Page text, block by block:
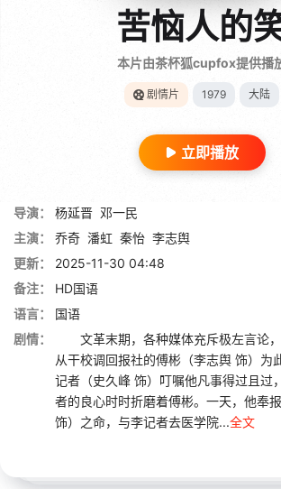
苦恼人的
本片由茶杯狐cupfox提供播
剧情片 1979 大陆
立即播放
导演： 杨延晋 邓一民
主演：
乔奇 潘虹 秦怡 李志舆
更新：
2025-11-30 04:48
备注：
HD国语
语言：
国语
剧情：
文革末期，各种媒体充斥极左言论，
从干校调回报社的傅彬（李志舆 饰）为
记者（史久峰 饰）叮嘱他凡事得过且过
者的良心时时折磨着傅彬。一天，他奉
饰）之命，与李记者去医学院...全文